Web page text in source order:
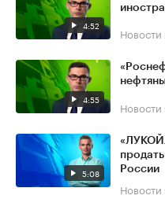
4:52
4:55
5:08
России